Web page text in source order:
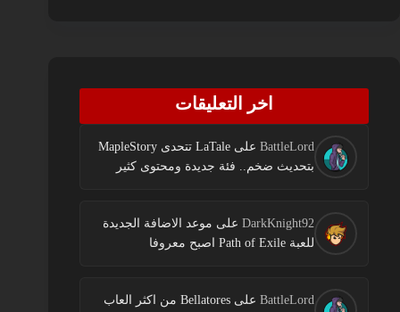
اخر التعليقات
BattleLord على
LaTale تتحدى MapleStory
بتحديث ضخم.. فئة جديدة ومحتوى كثير
DarkKnight92 على موعد الاضافة الجديدة
للعبة Path of Exile اصبح معروفا
BattleLord على
Bellatores من اكثر العاب